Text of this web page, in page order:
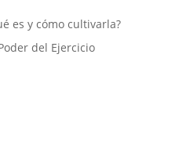
es y cómo cultivarla?
del Ejercicio